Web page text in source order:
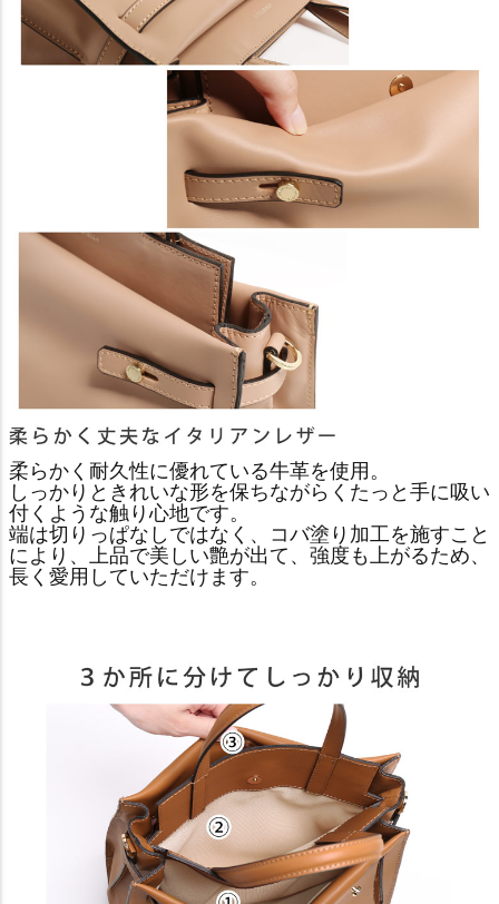
柔らかく耐久性に優れている牛革を使用。
しっかりときれいな形を保ちながらくたっと手に吸い
付くような触り心地です。
端は切りっぱなしではなく、コバ塗り加工を施すこと
により、上品で美しい艶が出て、強度も上がるため、
長く愛用していただけます。